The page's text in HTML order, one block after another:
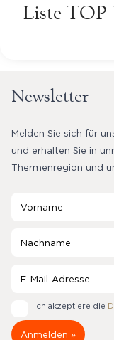
Liste TOP
Newsletter
Melden Sie sich für
und erhalten Sie in
Thermenregion und
Ich akzeptiere die